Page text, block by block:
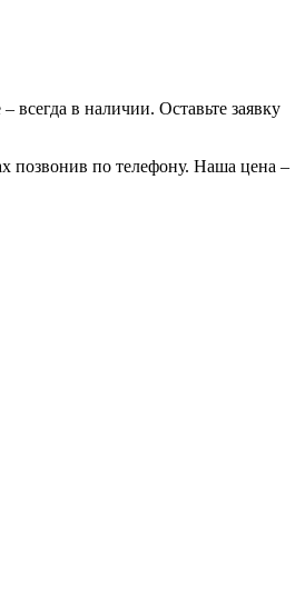
всегда в наличии. Оставьте заявку
позвонив по телефону. Наша цена –